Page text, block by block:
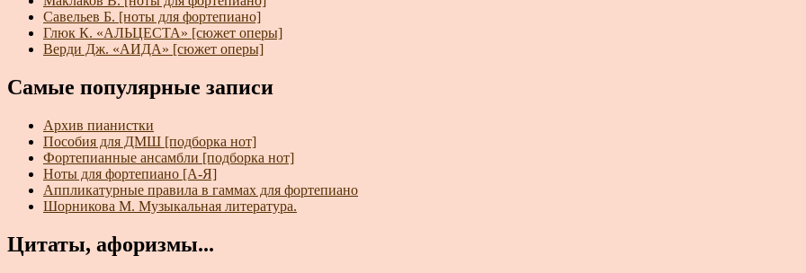
Савельев Б. [ноты для фортепиано]
Глюк К. «АЛЬЦЕСТА» [сюжет оперы]
Верди Дж. «АИДА» [сюжет оперы]
Самые популярные записи
Архив пианистки
Пособия для ДМШ [подборка нот]
Фортепианные ансамбли [подборка нот]
Ноты для фортепиано [А-Я]
Аппликатурные правила в гаммах для фортепиано
Шорникова М. Музыкальная литература.
Цитаты, афоризмы...